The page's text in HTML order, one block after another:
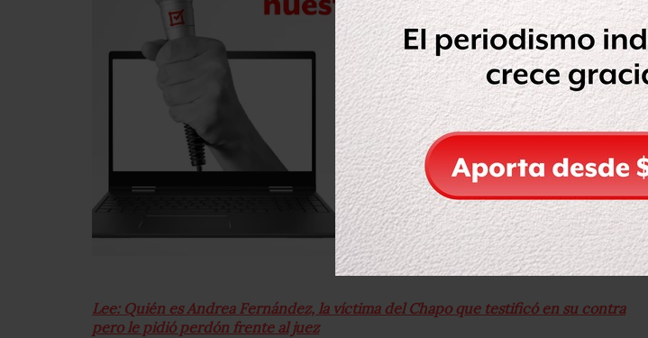
Lee: Quién es Andrea Fernández, la víctima del Chapo que testificó en su contra
pero le pidió perdón frente al juez